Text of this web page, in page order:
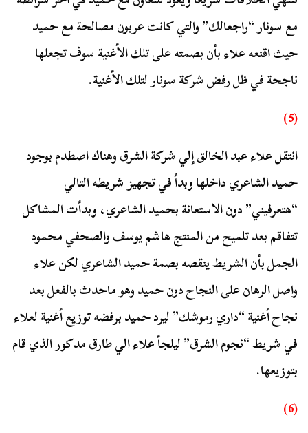
مع سونار “راجعالك” والتي كانت عربون مصالحة مع حميد
حيث اقنعه علاء بأن بصمته على تلك الأغنية سوف تجعلها
ناجحة في ظل رفض شركة سونار لتلك الأغنية.
(5)
انتقل علاء عبد الخالق إلي شركة الشرق وهناك اصطدم بوجود
حميد الشاعري داخلها وبدأ في تجهيز شريطه التالي
“هتعرفيني” دون الاستعانة بحميد الشاعري، وبدأت المشاكل
تتفاقم بعد تلميح من المنتج هاشم يوسف والصحفي محمود
الجمل بأن الشريط ينقصه بصمة حميد الشاعري لكن علاء
واصل الرهان على النجاح دون حميد وهو ماحدث بالفعل بعد
نجاح أغنية “داري رموشك” ليرد حميد برفضه توزيع أغنية لعلاء
في شريط “نجوم الشرق” ليلجأ علاء الي طارق مدكور الذي قام
بتوزيعها.
(6)